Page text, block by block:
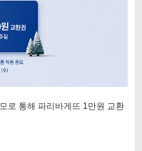
로 통해 파리바게뜨 1만원 교환